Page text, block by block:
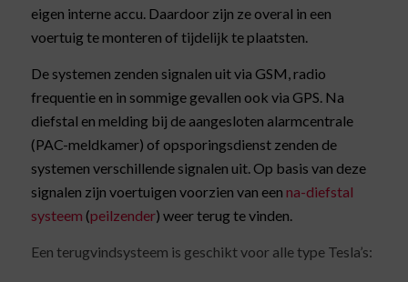
eigen interne accu. Daardoor zijn ze overal in een
voertuig te monteren of tijdelijk te plaatsten.
De systemen zenden signalen uit via GSM, radio
frequentie en in sommige gevallen ook via GPS. Na
diefstal en melding bij de aangesloten alarmcentrale
(PAC-meldkamer) of opsporingsdienst zenden de
systemen verschillende signalen uit. Op basis van deze
signalen zijn voertuigen voorzien van een na-diefstal
systeem (peilzender) weer terug te vinden.
Een terugvindsysteem is geschikt voor alle type Tesla’s: